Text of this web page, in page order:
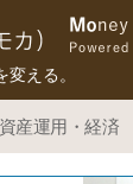
える。
資産運用・経済